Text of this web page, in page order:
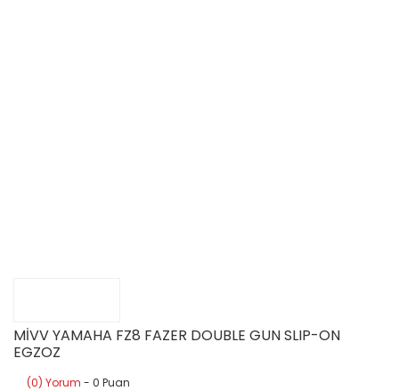
MİVV YAMAHA FZ8 FAZER DOUBLE GUN SLIP-ON
EGZOZ
(0) Yorum - 0 Puan